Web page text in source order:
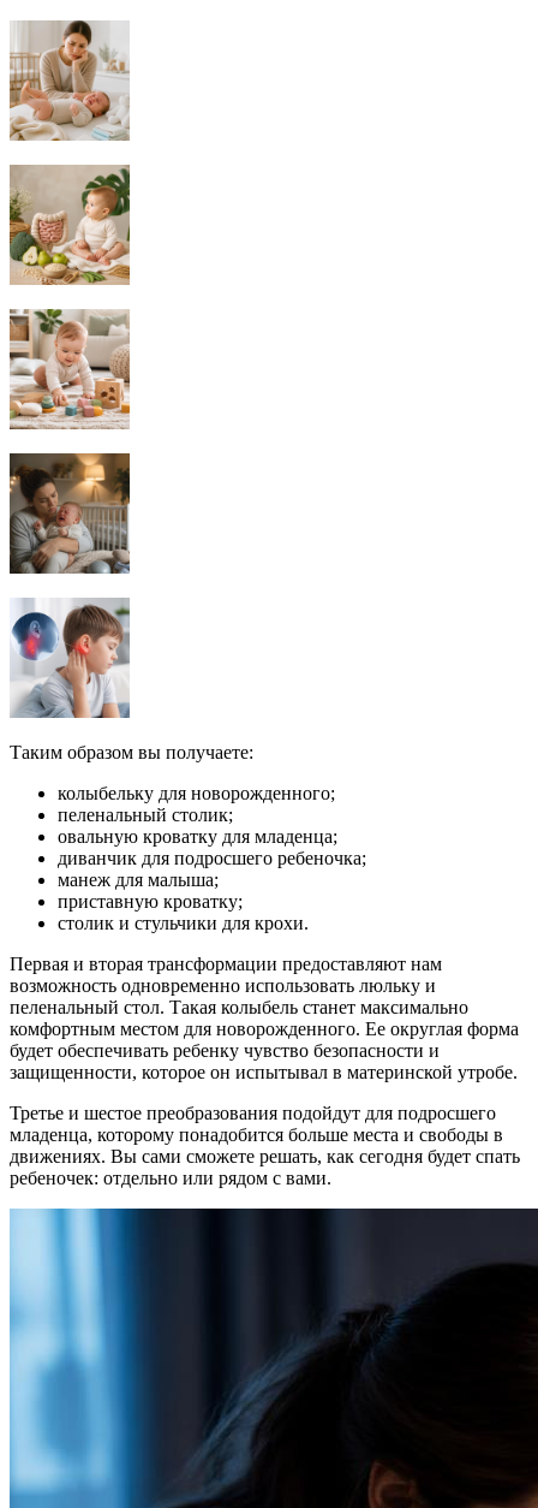
Таким образом вы получаете:
колыбельку для новорожденного;
пеленальный столик;
овальную кроватку для младенца;
диванчик для подросшего ребеночка;
манеж для малыша;
приставную кроватку;
столик и стульчики для крохи.
Первая и вторая трансформации предоставляют нам
возможность одновременно использовать люльку и
пеленальный стол. Такая колыбель станет максимально
комфортным местом для новорожденного. Ее округлая форма
будет обеспечивать ребенку чувство безопасности и
защищенности, которое он испытывал в материнской утробе.
Третье и шестое преобразования подойдут для подросшего
младенца, которому понадобится больше места и свободы в
движениях. Вы сами сможете решать, как сегодня будет спать
ребеночек: отдельно или рядом с вами.